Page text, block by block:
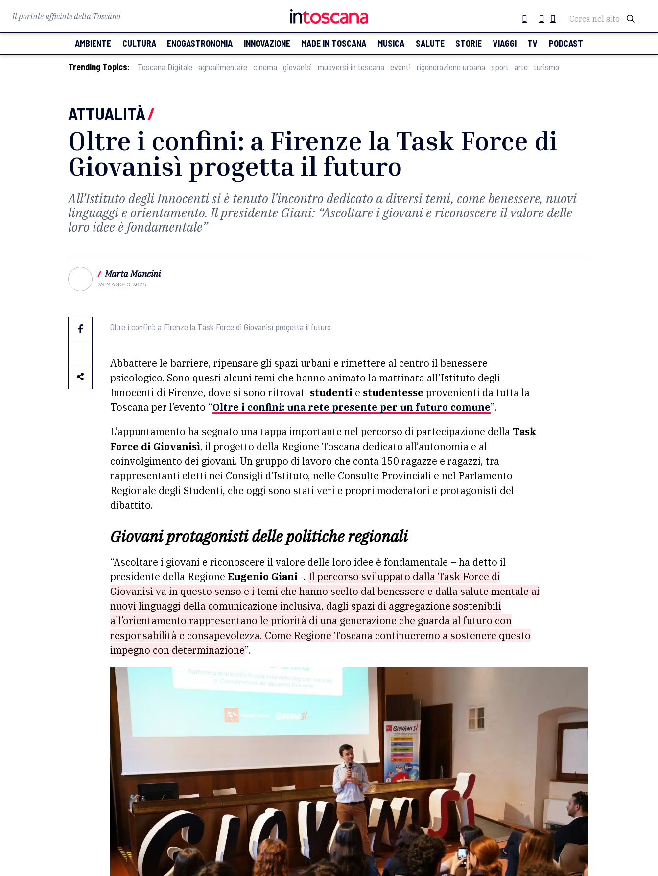
Il portale ufficiale della Toscana Cerca nel sito
AMBIENTE CULTURA ENOGASTRONOMIA INNOVAZIONE MADE IN TOSCANA MUSICA SALUTE STORIE VIAGGI TV PODCAST
Trending Topics: Toscana Digitale agroalimentare cinema giovanisì muoversi in toscana eventi rigenerazione urbana sport arte turismo
ATTUALITÀ/
Oltre i confini: a Firenze la Task Force di
Giovanisì progetta il futuro
All’Istituto degli Innocenti si è tenuto l’incontro dedicato a diversi temi, come benessere, nuovi
linguaggi e orientamento. Il presidente Giani: “Ascoltare i giovani e riconoscere il valore delle
loro idee è fondamentale”
/ Marta Mancini
29 MAGGIO 2026
Oltre i confini: a Firenze la Task Force di Giovanisì progetta il futuro
Abbattere le barriere, ripensare gli spazi urbani e rimettere al centro il benessere
psicologico. Sono questi alcuni temi che hanno animato la mattinata all’Istituto degli
Innocenti di Firenze, dove si sono ritrovati studenti e studentesse provenienti da tutta la
Toscana per l’evento “Oltre i confini: una rete presente per un futuro comune”.
L’appuntamento ha segnato una tappa importante nel percorso di partecipazione della Task
Force di Giovanisì, il progetto della Regione Toscana dedicato all’autonomia e al
coinvolgimento dei giovani. Un gruppo di lavoro che conta 150 ragazze e ragazzi, tra
rappresentanti eletti nei Consigli d’Istituto, nelle Consulte Provinciali e nel Parlamento
Regionale degli Studenti, che oggi sono stati veri e propri moderatori e protagonisti del
dibattito.
Giovani protagonisti delle politiche regionali
“Ascoltare i giovani e riconoscere il valore delle loro idee è fondamentale – ha detto il
presidente della Regione Eugenio Giani -. Il percorso sviluppato dalla Task Force di
Giovanisì va in questo senso e i temi che hanno scelto dal benessere e dalla salute mentale ai
nuovi linguaggi della comunicazione inclusiva, dagli spazi di aggregazione sostenibili
all’orientamento rappresentano le priorità di una generazione che guarda al futuro con
responsabilità e consapevolezza. Come Regione Toscana continueremo a sostenere questo
impegno con determinazione”.